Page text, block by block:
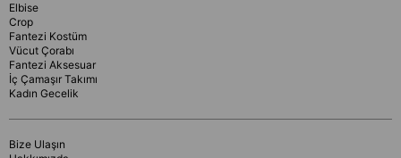
Elbise
Crop
Fantezi Kostüm
Vücut Çorabı
Fantezi Aksesuar
İç Çamaşır Takımı
Kadın Gecelik
Bize Ulaşın